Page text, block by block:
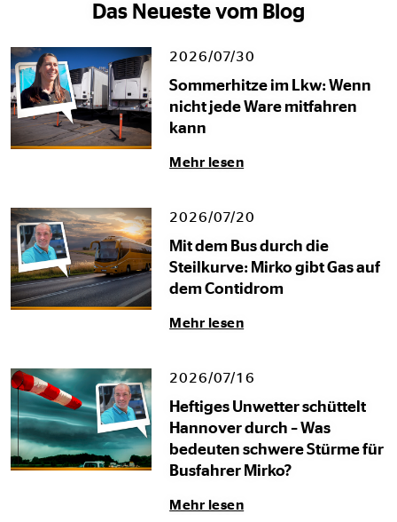
Das Neueste vom Blog
2026/07/30
Sommerhitze im Lkw: Wenn
nicht jede Ware mitfahren
kann
Mehr lesen
2026/07/20
Mit dem Bus durch die
Steilkurve: Mirko gibt Gas auf
dem Contidrom
Mehr lesen
2026/07/16
Heftiges Unwetter schüttelt
Hannover durch – Was
bedeuten schwere Stürme für
Busfahrer Mirko?
Mehr lesen